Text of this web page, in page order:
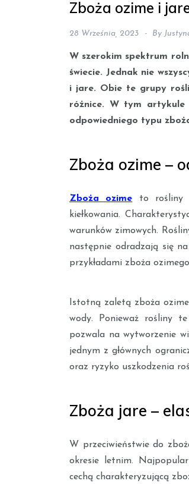
Zboża ozime i
28 Września, 2023 By
W szerokim spektrum
świecie. Jednak nie
i jare. Obie te grupy
różnice. W tym artykule
odpowiedniego typu
Zboża ozime –
Zboża ozime to rośliny
kiełkowania.
warunków zimowych.
następnie odradzają się
przykładami zboża
Istotną zaletą zboża
wody. Ponieważ rośliny
pozwala na wytworzenie
jednym z głównych
oraz ryzyko uszkodzenia
Zboża jare –
W przeciwieństwie do
okresie letnim.
cechą charakteryzującą